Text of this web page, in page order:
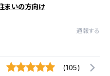
まいの方向け
通報する
(105)